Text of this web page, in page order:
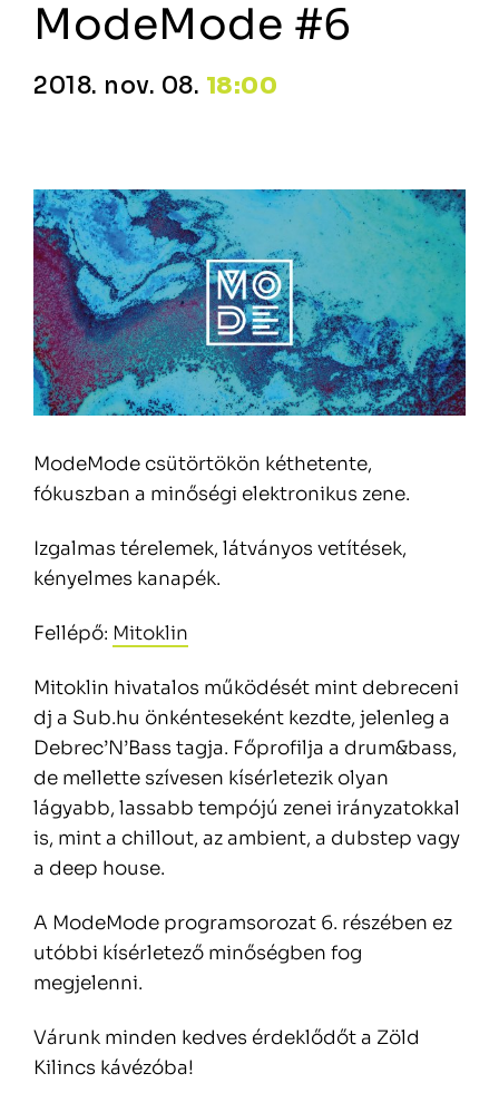
ModeMode #6
2018. nov. 08. 18:00
ModeMode csütörtökön kéthetente,
fókuszban a minőségi elektronikus zene.
Izgalmas térelemek, látványos vetítések,
kényelmes kanapék.
Fellépő: Mitoklin
Mitoklin hivatalos működését mint debreceni
dj a Sub.hu önkénteseként kezdte, jelenleg a
Debrec’N’Bass tagja. Főprofilja a drum&bass,
de mellette szívesen kísérletezik olyan
lágyabb, lassabb tempójú zenei irányzatokkal
is, mint a chillout, az ambient, a dubstep vagy
a deep house.
A ModeMode programsorozat 6. részében ez
utóbbi kísérletező minőségben fog
megjelenni.
Várunk minden kedves érdeklődőt a Zöld
Kilincs kávézóba!